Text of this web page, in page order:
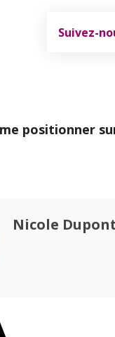
Suivez-
positionner
Nicole